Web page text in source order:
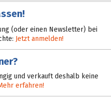
(oder einen Newsletter) bei
Jetzt anmelden!
und verkauft deshalb keine
erfahren!